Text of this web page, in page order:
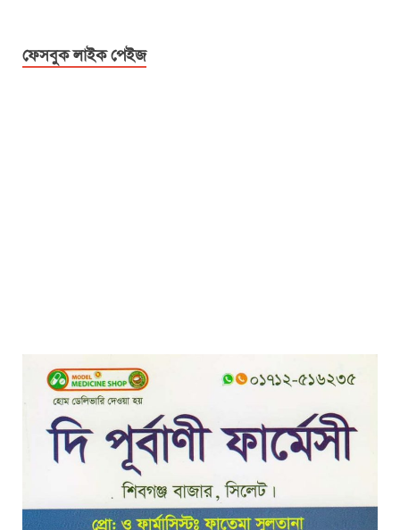
ফেসবুক লাইক পেইজ